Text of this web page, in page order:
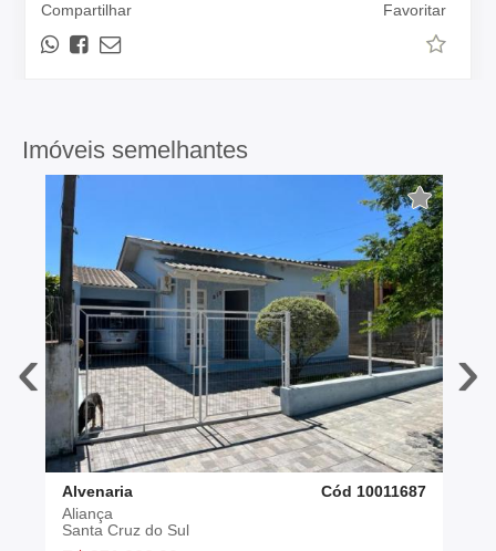
Compartilhar Favoritar
Imóveis semelhantes
‹
Alvenaria
Cód 10011687
Aliança
Santa Cruz do Sul
›